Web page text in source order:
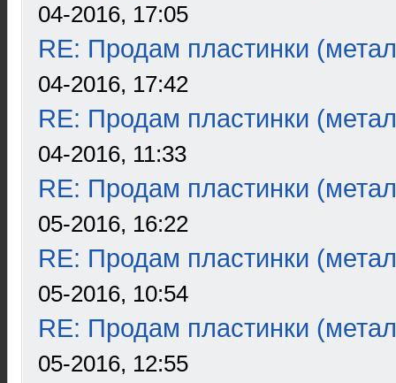
04-2016, 17:05
RE: Продам пластинки
04-2016, 17:42
RE: Продам пластинки
04-2016, 11:33
RE: Продам пластинки
05-2016, 16:22
RE: Продам пластинки
05-2016, 10:54
RE: Продам пластинки
05-2016, 12:55